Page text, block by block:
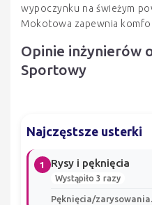
wypoczynku na świeżym
Mokotowa zapewnia
Opinie inżynierów
Sportowy
Najczęstsze usterki
1 Rysy i pęknięcia
Wystąpiło 3 razy
Pęknięcia/